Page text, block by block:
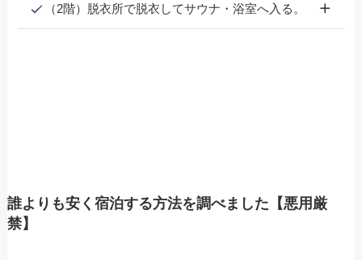
（2階）脱衣所で脱衣してサウナ・浴室へ入る。
誰よりも安く宿泊する方法を調べました【悪用厳
禁】